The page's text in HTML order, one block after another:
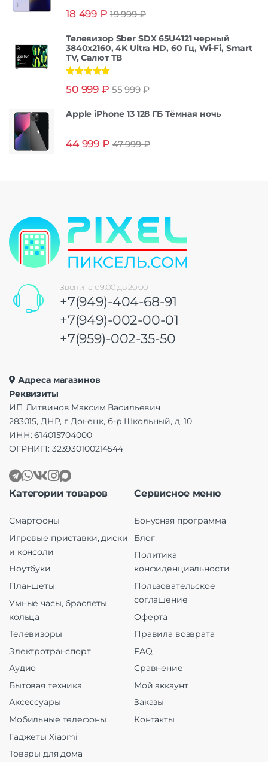
из 5
18 499 ₽ 19 999₽
Телевизор Sber SDX 65U4121 черный
3840x2160, 4K Ultra HD, 60 Гц, Wi-Fi, Smart
TV, Салют ТВ
из 5
50 999 ₽ 55 999₽
Apple iPhone 13 128 ГБ Тёмная ночь
44 999 ₽ 47 999₽
Звоните с 9:00 до 20:00
+7(949)-404-68-91
+7(949)-002-00-01
+7(959)-002-35-50
Адреса магазинов
Реквизиты
ИП Литвинов Максим Васильевич
283015, ДНР, г Донецк, б-р Школьный, д. 10
ИНН: 614015704000
ОГРНИП: 323930100214544
Категории товаров
Смартфоны
Игровые приставки, диски
и консоли
Ноутбуки
Планшеты
Умные часы, браслеты,
кольца
Телевизоры
Электротранспорт
Аудио
Бытовая техника
Аксессуары
Мобильные телефоны
Гаджеты Xiaomi
Товары для дома
Сервисное меню
Бонусная программа
Блог
Политика
конфиденциальности
Пользовательское
соглашение
Оферта
Правила возврата
FAQ
Сравнение
Мой аккаунт
Заказы
Контакты